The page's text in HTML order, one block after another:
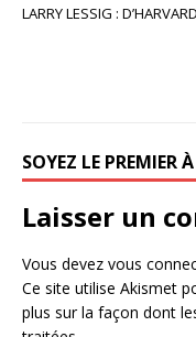
LARRY LESSIG :
SOYEZ LE PREMIER
Laisser un
Vous devez vous
Ce site utilise Akismet
plus sur la façon dont